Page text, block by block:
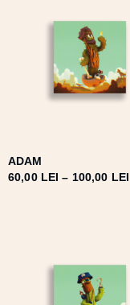
ADAM
60,00 LEI – 100,00 LEI